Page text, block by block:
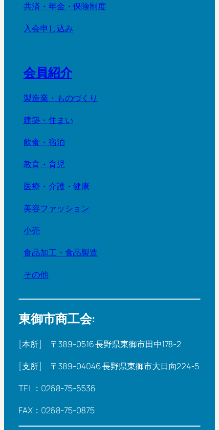
共済・年金・保険制度
入会申し込み
会員紹介
製造業・ものづくり
建築・住まい
飲食・宿泊
教育・育児
医療・介護・健康
美容ファッション
小売
食品加工・食品製造
その他
東御市商工会:
[本所] 〒389-0516 長野県東御市田中178-2
[支所] 〒389-04046 長野県東御市大日向224-5
TEL：0268-75-5536
FAX：0268-75-0875